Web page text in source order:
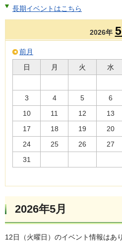
長期イベントはこちら
2026年
前月
日
月 火 水
3
4 5 6
10
11 12 13
17
18 19 20
24
25 26 27
31
2026年5月
12日（火曜日）のイベント情報はあ